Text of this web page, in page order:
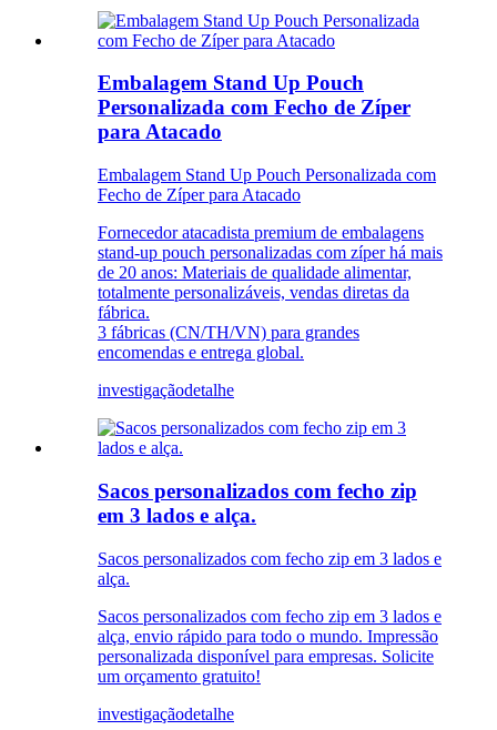
Embalagem Stand Up Pouch
Personalizada com Fecho de Zíper
para Atacado
Embalagem Stand Up Pouch Personalizada com
Fecho de Zíper para Atacado
Fornecedor atacadista premium de embalagens
stand-up pouch personalizadas com zíper há mais
de 20 anos: Materiais de qualidade alimentar,
totalmente personalizáveis, vendas diretas da
fábrica.
3 fábricas (CN/TH/VN) para grandes
encomendas e entrega global.
investigaçãodetalhe
Sacos personalizados com fecho zip
em 3 lados e alça.
Sacos personalizados com fecho zip em 3 lados e
alça.
Sacos personalizados com fecho zip em 3 lados e
alça, envio rápido para todo o mundo. Impressão
personalizada disponível para empresas. Solicite
um orçamento gratuito!
investigaçãodetalhe